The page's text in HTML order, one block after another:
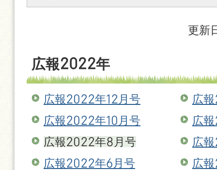
更新
広報2022年
広報2022年12月号
広
広報2022年10月号
広
広報2022年8月号
広
広報2022年6月号
広